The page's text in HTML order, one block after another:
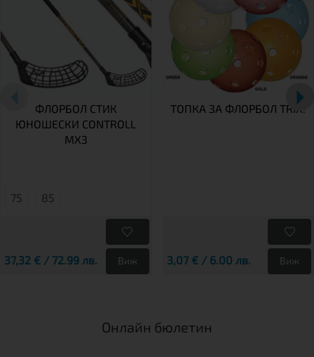
ФЛОРБОЛ СТИК
ЮНОШЕСКИ CONTROLL
MX3
75 85
37,32 € / 72.99 лв. Виж
ТОПКА ЗА ФЛОРБОЛ TRIX.
3,07 € / 6.00 лв. Виж
Онлайн бюлетин